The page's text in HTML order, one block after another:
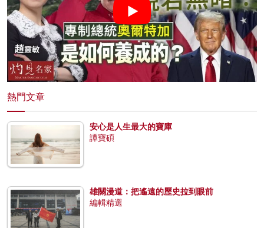
熱門文章
安心是人生最大的寶庫
譚寶碩
雄關漫道：把遙遠的歷史拉到眼前
編輯精選